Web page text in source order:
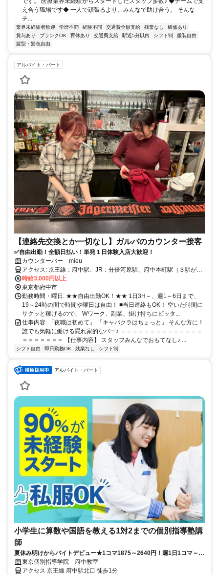
え合う職場です◆ 一人で頑張るより、みんなで助け合う。 そんな
チ...
業界未経験者歓迎 学歴不問 経験不問 交通費全額支給 残業なし
研修あり
賞与あり
ブランクOK 育休あり 交通費支給 駅近5分以内 シフト制
服装自由
髪型・髪色自由
アルバイト・パート
【連絡先交換とか一切なし】ガルバのカウンター接客
✅自由出勤！全額日払い！単発１日体験入店大歓迎！
カウンターバー mieu
アクセス: 京王線：府中駅、JR：分倍河原駅、府中本町駅（３駅が徒
歩圏内）
時給3,000円以上
東京都府中市
勤務時間・曜日: ★★自由出勤OK！★★ 1日3H～、週1～6日まで、
19～24時の間で時間や曜日は自由！ ■当日連絡もOK！ 空いた時間に
サクッと稼げるので、 Wワーク、副業、掛け持ちにピッタ...
仕事内容: 「夜職は初めて」 「キャバクラはちょっと」 そんな方に！
誰でも気軽に働ける隠れ家的なバー♪ ＝＝＝＝＝＝＝＝＝＝＝＝＝＝
＝＝＝＝＝＝＝ 【仕事内容】 スタッフみんなでおもてなし♪ ...
シフト自由 即日勤務OK 残業なし シフト制
アルバイト・パート
小学生に算数や国語を教える1対2までの個別指導塾講
師
夏休み明けからバイトデビュー★1コマ1875～2640円！週1日1コマ～私
服でok◎
東京個別指導学院 府中教室
アクセス 京王線 府中駅北口 徒歩1分